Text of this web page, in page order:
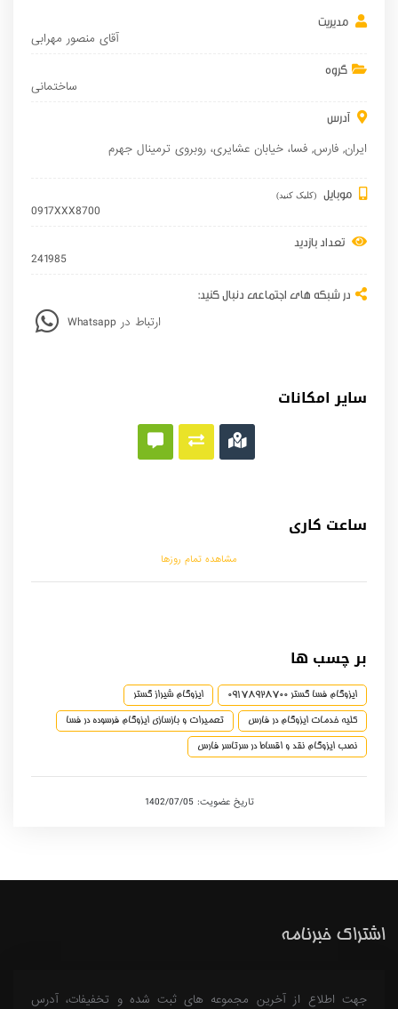
مدیریت
آقای منصور مهرابی
گروه
ساختمانی
آدرس
ایران, فارس, فسا، خیابان عشایری، روبروی ترمینال جهرم
موبایل (کلیک کنید)
0917XXX8700
تعداد بازدید
241985
در شبکه های اجتماعی دنبال کنید:
Whatsapp ارتباط در
سایر امکانات
ساعت کاری
مشاهده تمام روزها
بر چسب ها
ایزوگام فسا گستر 09178928700 ایزوگام شیراز گستر
کلیه خدمات ایزوگام در فارس تعمیرات و بازسازی ایزوگام فرسوده در فسا
نصب ایزوگام نقد و اقساط در سرتاسر فارس
تاریخ عضویت: 1402/07/05
اشتراک خبرنامه
جهت اطلاع از آخرین مجموعه های ثبت شده و تخفیفات، آدرس